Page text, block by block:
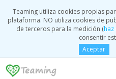
Teaming utiliza cookies propias
plataforma. NO utiliza cookies de
de terceros para la medición (
consentir
Aceptar